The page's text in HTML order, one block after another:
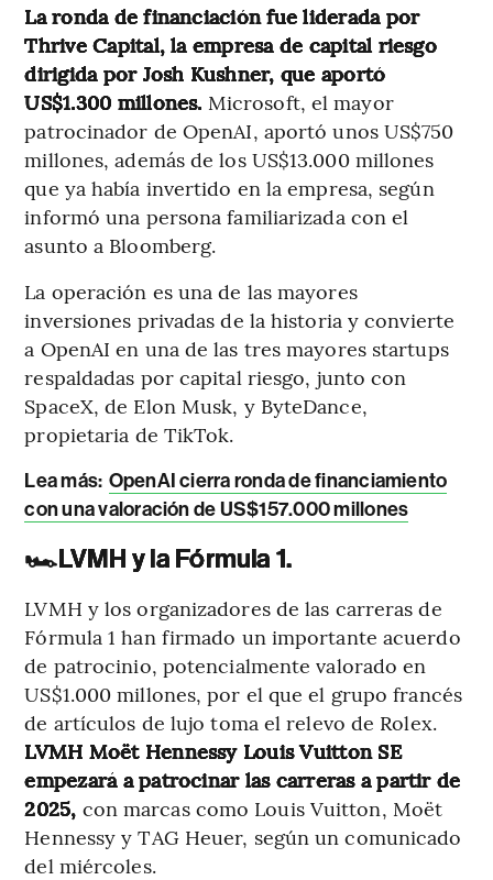
La ronda de financiación fue liderada por
Thrive Capital, la empresa de capital riesgo
dirigida por Josh Kushner, que aportó
US$1.300 millones. Microsoft, el mayor
patrocinador de OpenAI, aportó unos US$750
millones, además de los US$13.000 millones
que ya había invertido en la empresa, según
informó una persona familiarizada con el
asunto a Bloomberg.
La operación es una de las mayores
inversiones privadas de la historia y convierte
a OpenAI en una de las tres mayores startups
respaldadas por capital riesgo, junto con
SpaceX, de Elon Musk, y ByteDance,
propietaria de TikTok.
Lea más: OpenAI cierra ronda de financiamiento
con una valoración de US$157.000 millones
🏎️LVMH y la Fórmula 1.
LVMH y los organizadores de las carreras de
Fórmula 1 han firmado un importante acuerdo
de patrocinio, potencialmente valorado en
US$1.000 millones, por el que el grupo francés
de artículos de lujo toma el relevo de Rolex.
LVMH Moët Hennessy Louis Vuitton SE
empezará a patrocinar las carreras a partir de
2025, con marcas como Louis Vuitton, Moët
Hennessy y TAG Heuer, según un comunicado
del miércoles.